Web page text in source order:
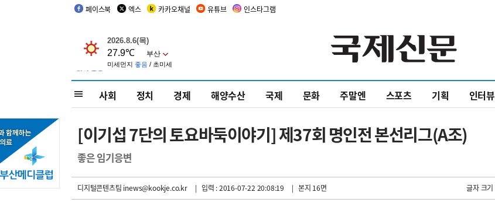
페이스북 엑스 카카오채널 유튜브 인스타그램
사회 정치 경제 해양수산 국제 문화 주말엔 스포츠 기획 인터뷰
[이기섭 7단의 토요바둑이야기] 제37회 명인전 본선리그(A조)
좋은 임기응변
디지털콘텐츠팀 inews@kookje.co.kr | 입력 : 2016-07-22 20:08:19 | 본지 16면 글자 크기